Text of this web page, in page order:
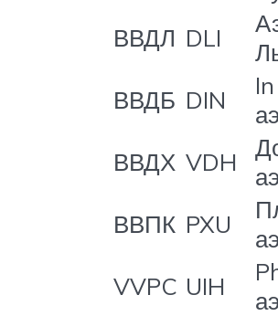
ВВДЛ DLI
ВВДБ DIN
ВВДХ VDH
ВВПК PXU
VVPC UIH